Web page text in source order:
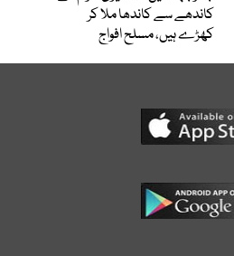
کاندھے سے کاندھا ملا کر
کھڑے ہیں، مسلح افواج